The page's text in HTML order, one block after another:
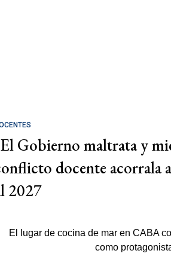
Gobierno maltrata y
docente acorrala
2027